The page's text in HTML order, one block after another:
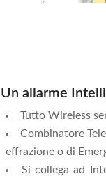
Un allarme
Tutto Wireless
Combinatore
effrazione o di
Si collega ad